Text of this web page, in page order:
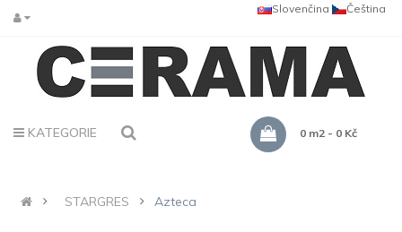
Čeština
Slovenčina
KATEGORIE 0 m2 - 0 Kč
STARGRES Azteca